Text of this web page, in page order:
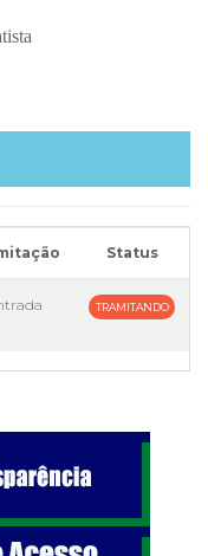
Status
TRAMITANDO